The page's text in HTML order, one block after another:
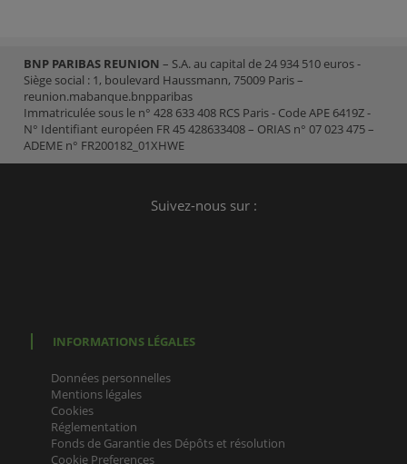
BNP PARIBAS REUNION – S.A. au capital de 24 934 510 euros -
Siège social : 1, boulevard Haussmann, 75009 Paris –
reunion.mabanque.bnpparibas
Immatriculée sous le n° 428 633 408 RCS Paris - Code APE 6419Z -
N° Identifiant européen FR 45 428633408 – ORIAS n° 07 023 475 –
ADEME n° FR200182_01XHWE
Suivez-nous sur :
INFORMATIONS LÉGALES
Données personnelles
Mentions légales
Cookies
Réglementation
Fonds de Garantie des Dépôts et résolution
Cookie Preferences